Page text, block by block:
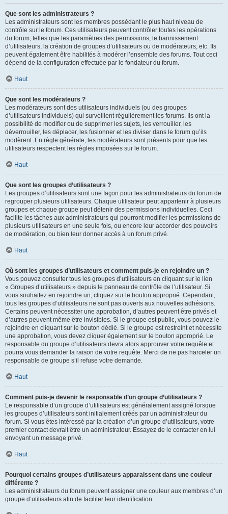
Que sont les administrateurs ?
Les administrateurs sont les membres possédant le plus haut niveau de
contrôle sur le forum. Ces utilisateurs peuvent contrôler toutes les opérations
du forum, telles que les paramètres des permissions, le bannissement
d’utilisateurs, la création de groupes d’utilisateurs ou de modérateurs, etc. Ils
peuvent également être habilités à modérer l’ensemble des forums. Tout ceci
dépend de la configuration effectuée par le fondateur du forum.
Haut
Que sont les modérateurs ?
Les modérateurs sont des utilisateurs individuels (ou des groupes
d’utilisateurs individuels) qui surveillent régulièrement les forums. Ils ont la
possibilité de modifier ou de supprimer les sujets, les verrouiller, les
déverrouiller, les déplacer, les fusionner et les diviser dans le forum qu’ils
modèrent. En règle générale, les modérateurs sont présents pour que les
utilisateurs respectent les règles imposées sur le forum.
Haut
Que sont les groupes d’utilisateurs ?
Les groupes d’utilisateurs sont une façon pour les administrateurs du forum de
regrouper plusieurs utilisateurs. Chaque utilisateur peut appartenir à plusieurs
groupes et chaque groupe peut détenir des permissions individuelles. Ceci
facilite les tâches aux administrateurs qui pourront modifier les permissions de
plusieurs utilisateurs en une seule fois, ou encore leur accorder des pouvoirs
de modération, ou bien leur donner accès à un forum privé.
Haut
Où sont les groupes d’utilisateurs et comment puis-je en rejoindre un ?
Vous pouvez consulter tous les groupes d’utilisateurs en cliquant sur le lien
« Groupes d’utilisateurs » depuis le panneau de contrôle de l’utilisateur. Si
vous souhaitez en rejoindre un, cliquez sur le bouton approprié. Cependant,
tous les groupes d’utilisateurs ne sont pas ouverts aux nouvelles adhésions.
Certains peuvent nécessiter une approbation, d’autres peuvent être privés et
d’autres peuvent même être invisibles. Si le groupe est public, vous pouvez le
rejoindre en cliquant sur le bouton dédié. Si le groupe est restreint et nécessite
une approbation, vous devez cliquer également sur le bouton approprié. Le
responsable du groupe d’utilisateurs devra alors approuver votre requête et
pourra vous demander la raison de votre requête. Merci de ne pas harceler un
responsable de groupe s’il refuse votre demande.
Haut
Comment puis-je devenir le responsable d’un groupe d’utilisateurs ?
Le responsable d’un groupe d’utilisateurs est généralement assigné lorsque
les groupes d’utilisateurs sont initialement créés par un administrateur du
forum. Si vous êtes intéressé par la création d’un groupe d’utilisateurs, votre
premier contact devrait être un administrateur. Essayez de le contacter en lui
envoyant un message privé.
Haut
Pourquoi certains groupes d’utilisateurs apparaissent dans une couleur
différente ?
Les administrateurs du forum peuvent assigner une couleur aux membres d’un
groupe d’utilisateurs afin de faciliter leur identification.